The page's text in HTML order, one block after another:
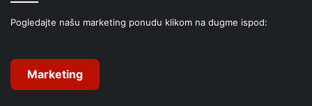
Pogledajte našu marketing ponudu klikom na dugme ispod:
Marketing